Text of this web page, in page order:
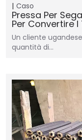
Caso
Pressa Per
Per Convertire
Un cliente
quantità di…